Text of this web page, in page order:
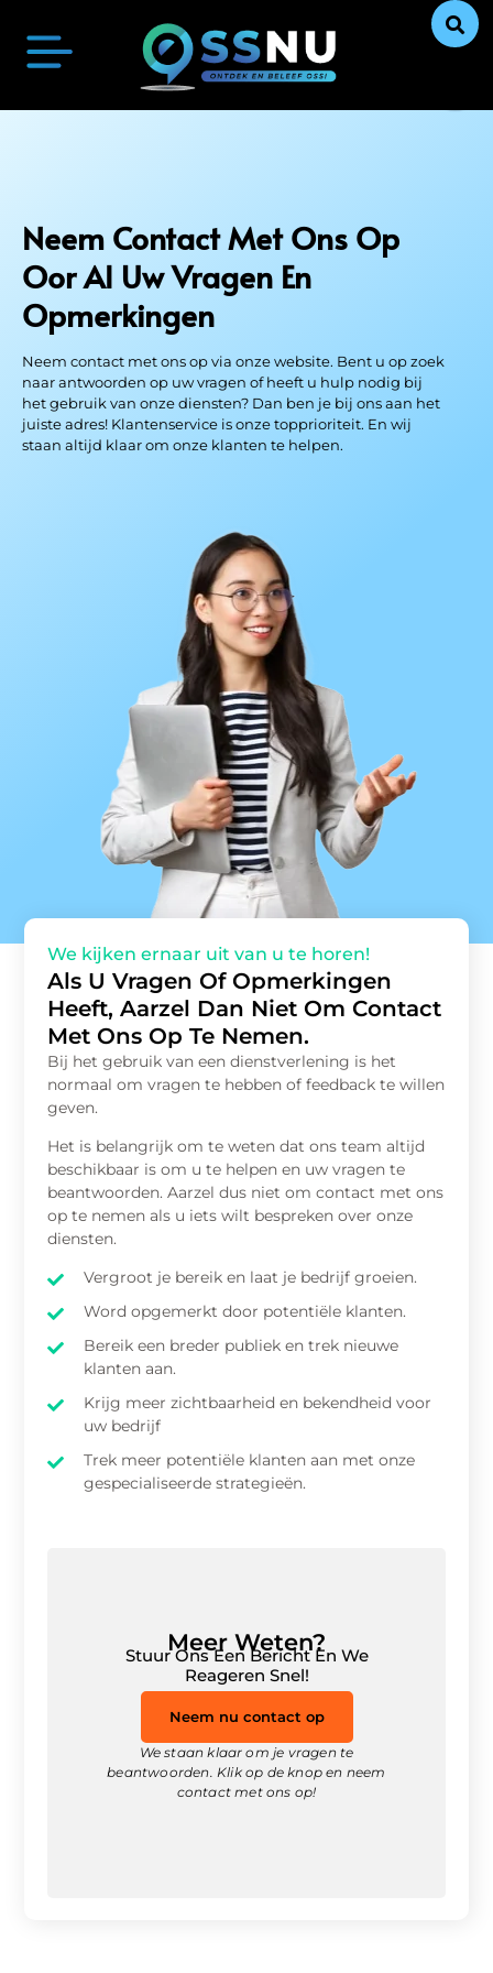
Neem Contact Met Ons Op
Oor Al Uw Vragen En
Opmerkingen
Neem contact met ons op via onze website. Bent u op zoek
naar antwoorden op uw vragen of heeft u hulp nodig bij
het gebruik van onze diensten? Dan ben je bij ons aan het
juiste adres! Klantenservice is onze topprioriteit. En wij
staan ​​altijd klaar om onze klanten te helpen.
We kijken ernaar uit van u te horen!
Als U Vragen Of Opmerkingen
Heeft, Aarzel Dan Niet Om Contact
Met Ons Op Te Nemen.
Bij het gebruik van een dienstverlening is het
normaal om vragen te hebben of feedback te willen
geven.
Het is belangrijk om te weten dat ons team altijd
beschikbaar is om u te helpen en uw vragen te
beantwoorden. Aarzel dus niet om contact met ons
op te nemen als u iets wilt bespreken over onze
diensten.
Vergroot je bereik en laat je bedrijf groeien.
Word opgemerkt door potentiële klanten.
Bereik een breder publiek en trek nieuwe
klanten aan.
Krijg meer zichtbaarheid en bekendheid voor
uw bedrijf
Trek meer potentiële klanten aan met onze
gespecialiseerde strategieën.
Meer Weten?
Stuur Ons Een Bericht En We
Reageren Snel!
Neem nu contact op
We staan klaar om je vragen te
beantwoorden. Klik op de knop en neem
contact met ons op!